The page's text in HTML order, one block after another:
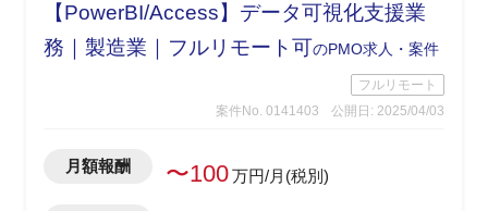
【PowerBI/Access】データ可視化支援業
務｜製造業｜フルリモート可のPMO求人・案件
フルリモート
案件No. 0141403
公開日: 2025/04/03
月額報酬 〜100万円/月(税別)